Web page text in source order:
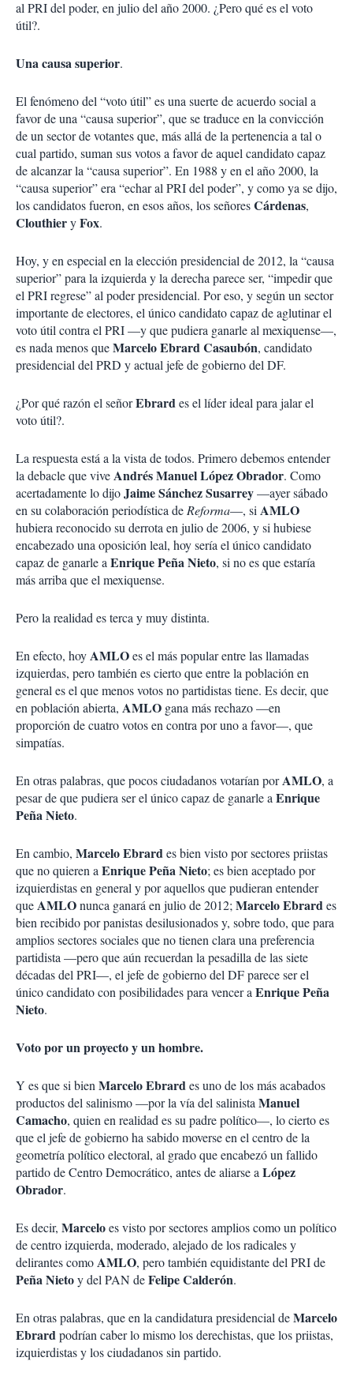
al PRI del poder, en julio del año 2000. ¿Pero qué es el voto
útil?.
Una causa superior.
El fenómeno del “voto útil” es una suerte de acuerdo social a
favor de una “causa superior”, que se traduce en la convicción
de un sector de votantes que, más allá de la pertenencia a tal o
cual partido, suman sus votos a favor de aquel candidato capaz
de alcanzar la “causa superior”. En 1988 y en el año 2000, la
“causa superior” era “echar al PRI del poder”, y como ya se dijo,
los candidatos fueron, en esos años, los señoresCárdenas,
ClouthieryFox.
Hoy, y en especial en la elección presidencial de 2012, la “causa
superior” para la izquierda y la derecha parece ser, “impedir que
el PRI regrese” al poder presidencial. Por eso, y según un sector
importante de electores, el único candidato capaz de aglutinar el
voto útil contra el PRI —y que pudiera ganarle al mexiquense—,
es nada menos queMarcelo Ebrard Casaubón, candidato
presidencial del PRD y actual jefe de gobierno del DF.
¿Por qué razón el señorEbrardes el líder ideal para jalar el
voto útil?.
La respuesta está a la vista de todos. Primero debemos entender
la debacle que viveAndrés Manuel López Obrador. Como
acertadamente lo dijoJaime Sánchez Susarrey—ayer sábado
en su colaboración periodística de Reforma—, si AMLO
hubiera reconocido su derrota en julio de 2006, y si hubiese
encabezado una oposición leal, hoy sería el único candidato
capaz de ganarle a Enrique Peña Nieto, si no es que estaría
más arriba que el mexiquense.
Pero la realidad es terca y muy distinta.
En efecto, hoyAMLOes el más popular entre las llamadas
izquierdas, pero también es cierto que entre la población en
general es el que menos votos no partidistas tiene. Es decir, que
en población abierta, AMLO gana más rechazo —en
proporción de cuatro votos en contra por uno a favor—, que
simpatías.
En otras palabras, que pocos ciudadanos votarían porAMLO, a
pesar de que pudiera ser el único capaz de ganarle a Enrique
Peña Nieto.
En cambio, Marcelo Ebrardes bien visto por sectores priistas
que no quieren a Enrique Peña Nieto; es bien aceptado por
izquierdistas en general y por aquellos que pudieran entender
queAMLOnunca ganará en julio de 2012; Marcelo Ebrardes
bien recibido por panistas desilusionados y, sobre todo, que para
amplios sectores sociales que no tienen clara una preferencia
partidista —pero que aún recuerdan la pesadilla de las siete
décadas del PRI—, el jefe de gobierno del DF parece ser el
único candidato con posibilidades para vencer a Enrique Peña
Nieto.
Voto por un proyecto y un hombre.
Y es que si bien Marcelo Ebrardes uno de los más acabados
productos del salinismo —por la vía del salinista Manuel
Camacho, quien en realidad es su padre político—, lo cierto es
que el jefe de gobierno ha sabido moverse en el centro de la
geometría político electoral, al grado que encabezó un fallido
partido de Centro Democrático, antes de aliarse a López
Obrador.
Es decir, Marceloes visto por sectores amplios como un político
de centro izquierda, moderado, alejado de los radicales y
delirantes comoAMLO, pero también equidistante del PRI de
Peña Nietoy del PAN deFelipe Calderón.
En otras palabras, que en la candidatura presidencial deMarcelo
Ebrardpodrían caber lo mismo los derechistas, que los priistas,
izquierdistas y los ciudadanos sin partido.